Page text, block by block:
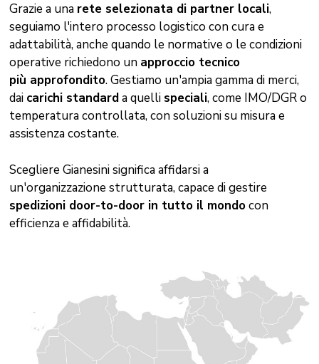
Grazie a una rete selezionata di partner locali,
seguiamo l'intero processo logistico con cura e
adattabilità, anche quando le normative o le condizioni
operative richiedono un approccio tecnico
più approfondito. Gestiamo un'ampia gamma di merci,
dai carichi standarda quelli speciali, come IMO/DGR o
temperatura controllata, con soluzioni su misura e
assistenza costante.
Scegliere Gianesini significa affidarsi a
un'organizzazione strutturata, capace di gestire
spedizioni door-to-door in tutto il mondocon
efficienza e affidabilità.